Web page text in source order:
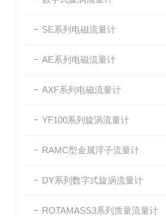
SE系列电磁流量计
AE系列电磁流量计
AXF系列电磁流量计
YF100系列旋涡流量计
RAMC型金属浮子流量计
DY系列数字式旋涡流量计
ROTAMASS3系列质量流量计